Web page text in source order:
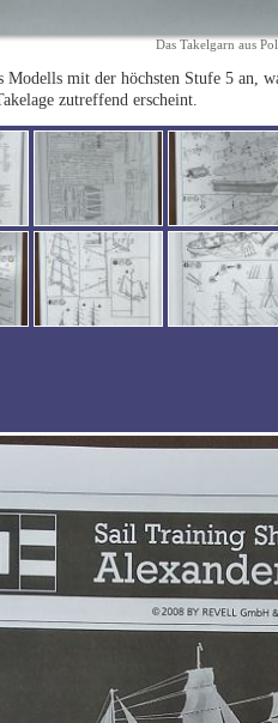
Das Takelgarn aus
Modells mit der höchsten Stufe 5 an,
zutreffend erscheint.